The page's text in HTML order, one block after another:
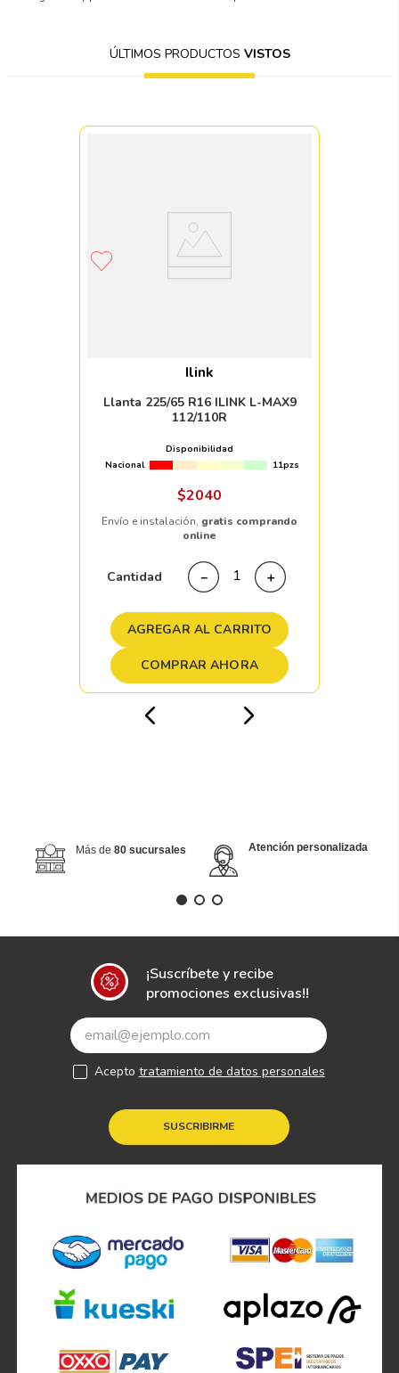
ÚLTIMOS PRODUCTOS VISTOS
Ilink
Llanta 225/65 R16 ILINK L-MAX9
112/110R
Disponibilidad
Nacional
11pzs
$2040
Envío e instalación, gratis comprando
online
Cantidad ＋
－
AGREGAR AL CARRITO
COMPRAR AHORA
Más de 80 sucursales Atención personalizada
¡Suscríbete y recibe
promociones exclusivas!!
SUSCRIBIRME
Acepto tratamiento de datos personales